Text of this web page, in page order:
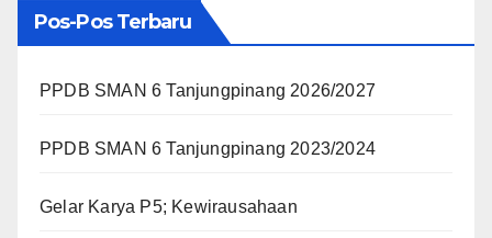
Pos-Pos Terbaru
PPDB SMAN 6 Tanjungpinang 2026/2027
PPDB SMAN 6 Tanjungpinang 2023/2024
Gelar Karya P5; Kewirausahaan